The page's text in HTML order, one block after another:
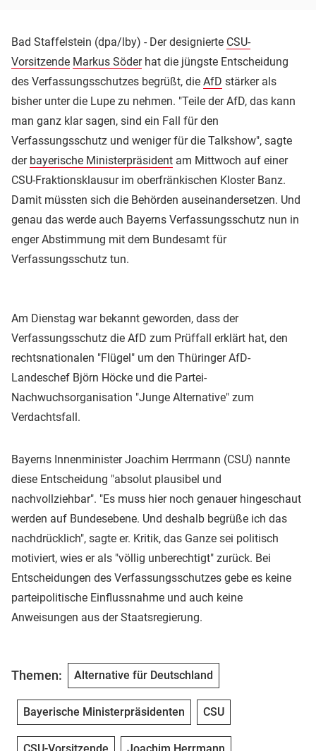
Bad Staffelstein (dpa/lby) - Der designierte CSU-
Vorsitzende Markus Söderhat die jüngste Entscheidung
des Verfassungsschutzes begrüßt, die AfD stärker als
bisher unter die Lupe zu nehmen. "Teile der AfD, das kann
man ganz klar sagen, sind ein Fall für den
Verfassungsschutz und weniger für die Talkshow", sagte
der bayerische Ministerpräsident am Mittwoch auf einer
CSU-Fraktionsklausur im oberfränkischen Kloster Banz.
Damit müssten sich die Behörden auseinandersetzen. Und
genau das werde auch Bayerns Verfassungsschutz nun in
enger Abstimmung mit dem Bundesamt für
Verfassungsschutz tun.
Am Dienstag war bekannt geworden, dass der
Verfassungsschutz die AfD zum Prüffall erklärt hat, den
rechtsnationalen "Flügel" um den Thüringer AfD-
Landeschef Björn Höcke und die Partei-
Nachwuchsorganisation "Junge Alternative" zum
Verdachtsfall.
Bayerns Innenminister Joachim Herrmann (CSU) nannte
diese Entscheidung "absolut plausibel und
nachvollziehbar". "Es muss hier noch genauer hingeschaut
werden auf Bundesebene. Und deshalb begrüße ich das
nachdrücklich", sagte er. Kritik, das Ganze sei politisch
motiviert, wies er als "völlig unberechtigt" zurück. Bei
Entscheidungen des Verfassungsschutzes gebe es keine
parteipolitische Einflussnahme und auch keine
Anweisungen aus der Staatsregierung.
Themen: Alternative für Deutschland
Bayerische Ministerpräsidenten CSU